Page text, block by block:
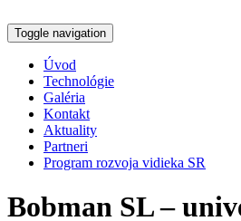
Toggle navigation
Úvod
Technológie
Galéria
Kontakt
Aktuality
Partneri
Program rozvoja vidieka SR
Bobman SL –